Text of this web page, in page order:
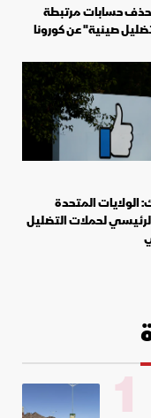
حسابات مرتبطة
صينية" عن كورونا
المتحدة
لحملات التضليل
1